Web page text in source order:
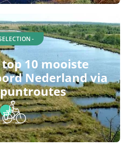
-
10 mooiste
Nederland via